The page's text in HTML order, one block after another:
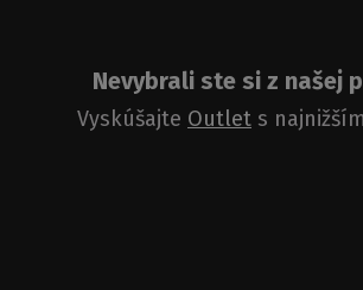
Nevybrali ste si z našej
Vyskúšajte Outlet s